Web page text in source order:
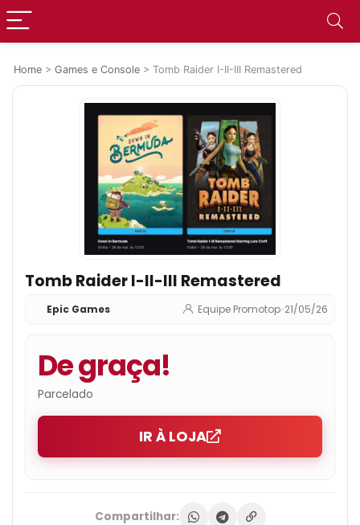
Home > Games e Console > Tomb Raider I-II-III Remastered
Tomb Raider I-II-III Remastered
Epic Games Equipe Promotop•21/05/26
De graça!
Parcelado
IR À LOJA
Compartilhar: